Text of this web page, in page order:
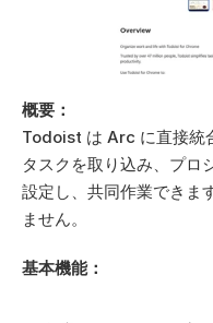
概要：
Todoist は Arc に直接統
タスクを取り込み、プロ
設定し、共同作業できま
ません。
基本機能：